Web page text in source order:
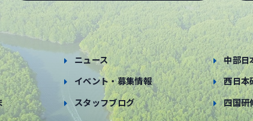
ニュース
イベント・募集情報
スタッフブログ
中部日
西日本
四国研